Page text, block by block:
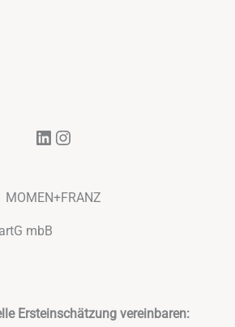
LinkedIn
Instagram
MOMEN+FRANZ
mbB
Ersteinschätzung vereinbaren: